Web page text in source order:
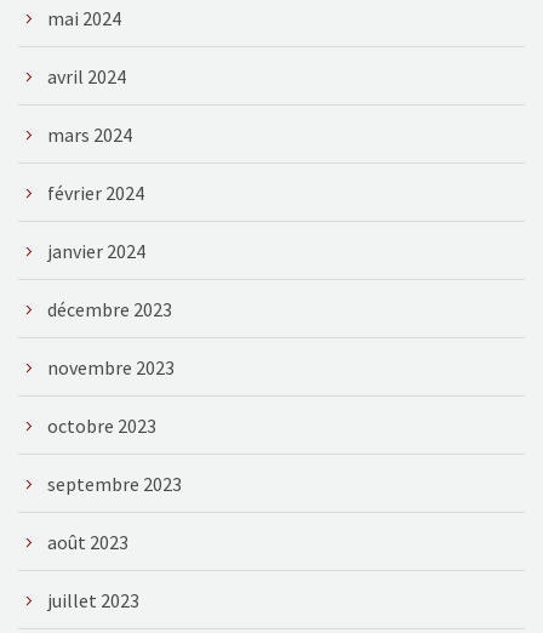
mai 2024
avril 2024
mars 2024
février 2024
janvier 2024
décembre 2023
novembre 2023
octobre 2023
septembre 2023
août 2023
juillet 2023